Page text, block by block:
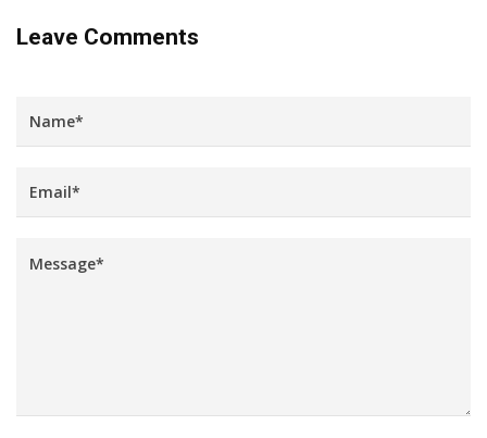
Leave Comments